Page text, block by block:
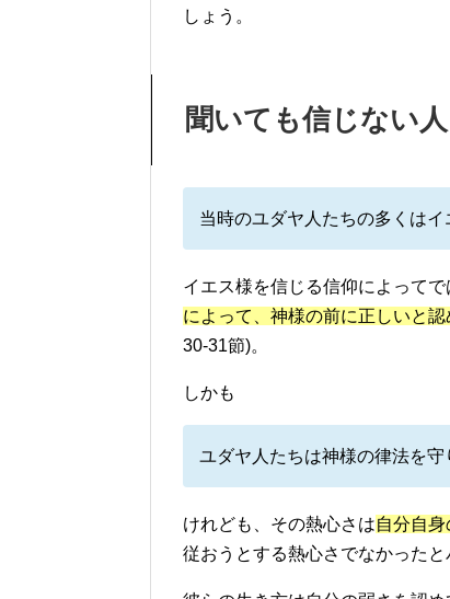
しょう。
聞いても信じない人
当時のユダヤ人たちの多くはイ
イエス様を信じる信仰によって
によって、神様の前に正しいと
30-31節)。
しかも
ユダヤ人たちは神様の律法を守
けれども、その熱心さは自分自
従おうとする熱心さでなかった